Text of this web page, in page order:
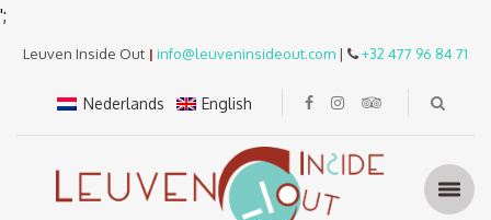
';
Leuven Inside Out | info@leuveninsideout.com | +32 477 96 84 71
Nederlands English